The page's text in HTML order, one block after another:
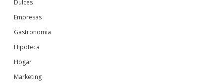
Dulces
Empresas
Gastronomia
Hipoteca
Hogar
Marketing